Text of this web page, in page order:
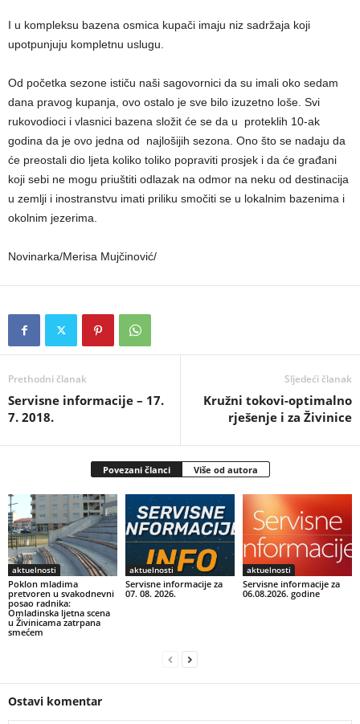
I u kompleksu bazena osmica kupači imaju niz sadržaja koji
upotpunjuju kompletnu uslugu.
Od početka sezone ističu naši sagovornici da su imali oko sedam
dana pravog kupanja, ovo ostalo je sve bilo izuzetno loše. Svi
rukovodioci i vlasnici bazena složit će se da u proteklih 10-ak
godina da je ovo jedna od najlošijih sezona. Ono što se nadaju da
će preostali dio ljeta koliko toliko popraviti prosjek i da će građani
koji sebi ne mogu priuštiti odlazak na odmor na neku od destinacija
u zemlji i inostranstvu imati priliku smočiti se u lokalnim bazenima i
okolnim jezerima.
Novinarka/Merisa Mujčinović/
Prethodni članak
Servisne informacije – 17.
7. 2018.
Sljedeći članak
Kružni tokovi-optimalno
rješenje i za Živinice
Povezani članci Više od autora
aktuelnosti
Poklon mladima
pretvoren u svakodnevni
posao radnika:
Omladinska ljetna scena
u Živinicama zatrpana
smećem
aktuelnosti
Servisne informacije za
07. 08. 2026.
aktuelnosti
Servisne informacije za
06.08.2026. godine
Ostavi komentar